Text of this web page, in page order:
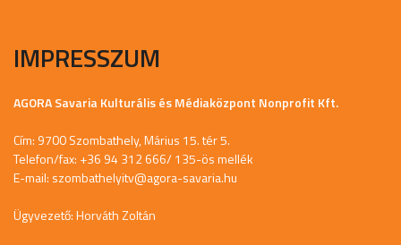
IMPRESSZUM
AGORA Savaria Kulturális és Médiaközpont Nonprofit Kft.
Cím: 9700 Szombathely, Márius 15. tér 5.
Telefon/fax: +36 94 312 666/ 135-ös mellék
E-mail: szombathelyitv@agora-savaria.hu
Ügyvezető: Horváth Zoltán